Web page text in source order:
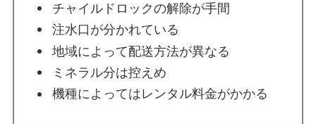
チャイルドロックの解除が手間
注水口が分かれている
地域によって配送方法が異なる
ミネラル分は控えめ
機種によってはレンタル料金がかかる